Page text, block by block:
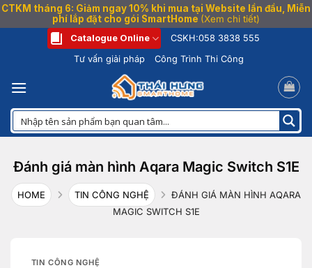
CTKM tháng 6: Giảm ngay 10% khi mua tại Website lần đầu, Miễn
phí lắp đặt cho gói SmartHome (Xem chi tiết)
dung
Catalogue Online CSKH:058 3838 555
Tư vấn giải pháp
Công Trình Thi Công
Đánh giá màn hình Aqara Magic Switch S1E
HOME TIN CÔNG NGHỆ
ĐÁNH GIÁ MÀN HÌNH AQARA
MAGIC SWITCH S1E
TIN CÔNG NGHỆ